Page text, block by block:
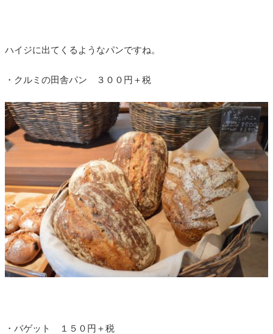
ハイジに出てくるようなパンですね。
・クルミの田舎パン ３００円＋税
・バゲット １５０円＋税